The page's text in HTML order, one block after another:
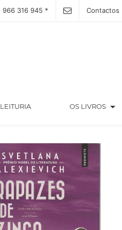
966 316 945 * Contactos
LEITURIA(CURRENT) OS LIVROS arrow_drop_down